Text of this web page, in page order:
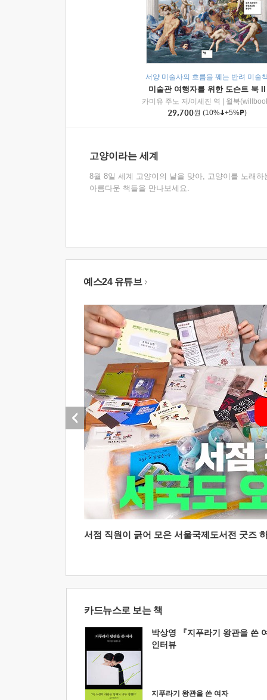
서양 미술사의 흐름을 꿰는 반려 미술
미술관 여행자를 위한 도슨트 북 II
카미유 주노 저/이세진 역
윌북
29,700원 (10% +5% )
고양이라는 세계
8월 8일 세계 고양이의 날을 맞아, 고양이를 노래하
아름다운 책들을 만나보세요.
예스24 유튜브
서점 직원이 긁어 모은 서울국제도서전 굿즈
카드뉴스로 보는 책
박상영 『지푸라기 왕관을 쓴
인터뷰
지푸라기 왕관을 쓴 여자